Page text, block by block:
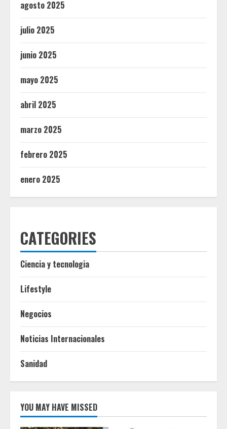
agosto 2025
julio 2025
junio 2025
mayo 2025
abril 2025
marzo 2025
febrero 2025
enero 2025
CATEGORIES
Ciencia y tecnologia
Lifestyle
Negocios
Noticias Internacionales
Sanidad
YOU MAY HAVE MISSED